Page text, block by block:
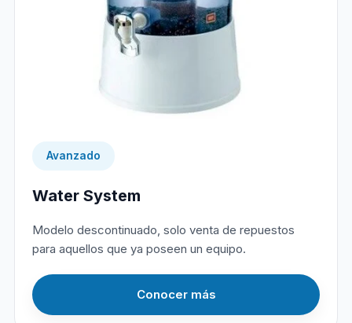
Avanzado
Water System
Modelo descontinuado, solo venta de repuestos
para aquellos que ya poseen un equipo.
Conocer más